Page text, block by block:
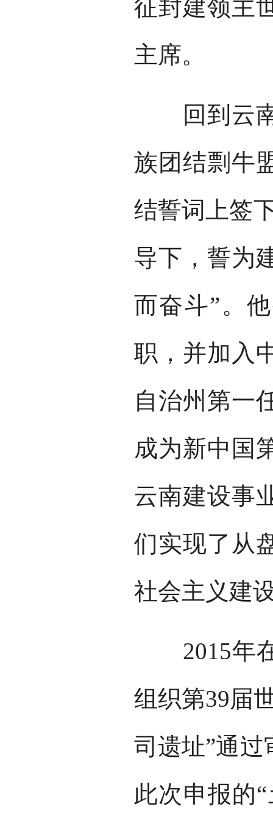
征封建领主
主席。
回到云南
族团结剽牛
结誓词上签
导下，誓为
而奋斗”。
职，并加入
自治州第一
成为新中国
云南建设事
们实现了从
社会主义建
2015年在
组织第39届
司遗址”通
此次申报的